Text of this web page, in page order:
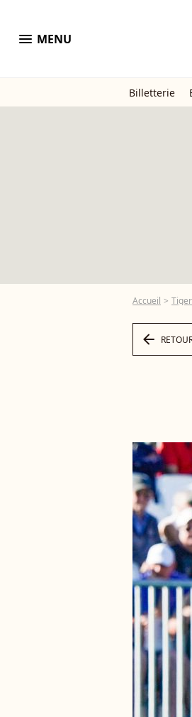
menu MENU
Billetterie
Accueil
arrow_left